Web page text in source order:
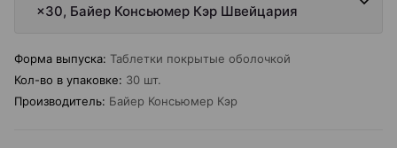
×30, Байер Консьюмер Кэр Швейцария
Форма выпуска: Таблетки покрытые оболочкой
Кол-во в упаковке: 30 шт.
Производитель: Байер Консьюмер Кэр